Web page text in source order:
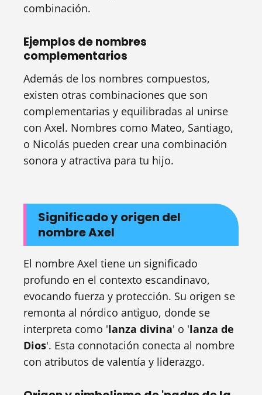
combinación.
Ejemplos de nombres
complementarios
Además de los nombres compuestos,
existen otras combinaciones que son
complementarias y equilibradas al unirse
con Axel. Nombres como Mateo, Santiago,
o Nicolás pueden crear una combinación
sonora y atractiva para tu hijo.
Significado y origen del
nombre Axel
El nombre Axel tiene un significado
profundo en el contexto escandinavo,
evocando fuerza y protección. Su origen se
remonta al nórdico antiguo, donde se
interpreta como 'lanza divina' o 'lanza de
Dios'. Esta connotación conecta al nombre
con atributos de valentía y liderazgo.